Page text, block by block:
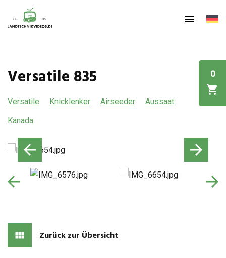
0
Versatile 835
Versatile Knicklenker Airseeder
Aussaat
Kanada
Zurück zur Übersicht